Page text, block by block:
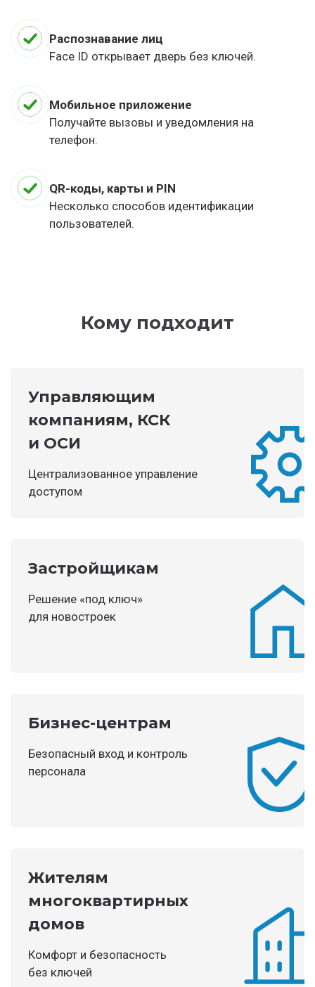
Распознавание лиц
Face ID открывает дверь без ключей.
Мобильное приложение
Получайте вызовы и уведомления на
телефон.
QR-коды, карты и PIN
Несколько способов идентификации
пользователей.
Кому подходит
Управляющим
компаниям, КСК
и ОСИ
Централизованное управление
доступом
Застройщикам
Решение «под ключ»
для новостроек
Бизнес-центрам
Безопасный вход и контроль
персонала
Жителям
многоквартирных
домов
Комфорт и безопасность
без ключей